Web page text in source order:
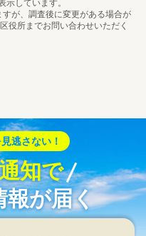
しています。
が、調査後に変更がある場合が
役所までお問い合わせいただく
逃さない！
知で
報が届く